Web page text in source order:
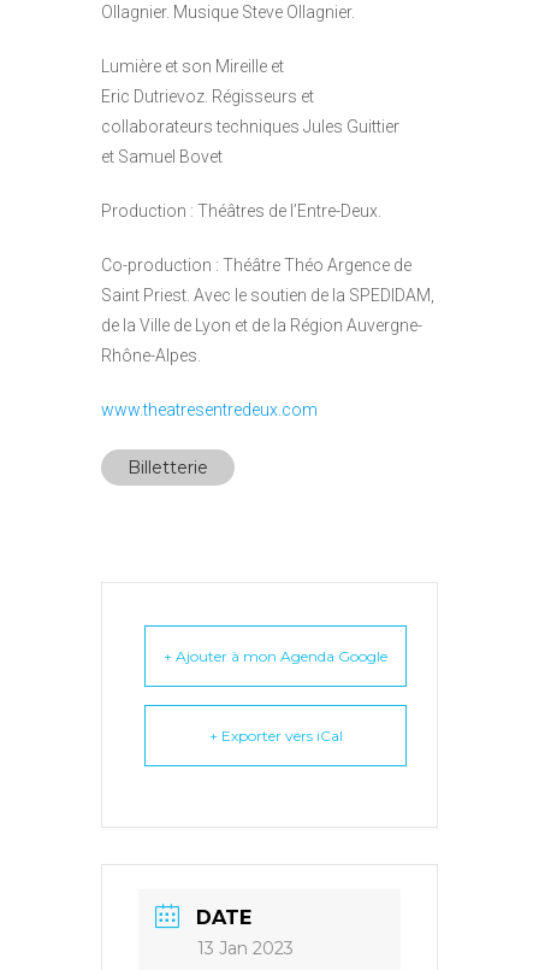
Ollagnier. Musique Steve Ollagnier.
Lumière et son Mireille et
Eric Dutrievoz. Régisseurs et
collaborateurs techniques Jules Guittier
et Samuel Bovet
Production : Théâtres de l’Entre-Deux.
Co-production : Théâtre Théo Argence de
Saint Priest. Avec le soutien de la SPEDIDAM,
de la Ville de Lyon et de la Région Auvergne-
Rhône-Alpes.
www.theatresentredeux.com
Billetterie
+ Ajouter à mon Agenda Google
+ Exporter vers iCal
DATE
13 Jan 2023